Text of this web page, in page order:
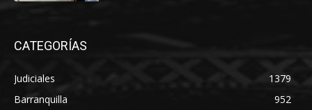
CATEGORÍAS
Judiciales
1379
Barranquilla
952